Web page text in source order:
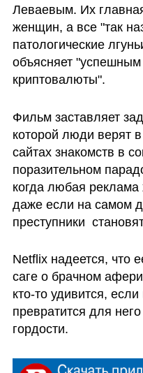
Леваевым. Их
женщин, а все "так
патологические
объясняет "успешным
криптовалюты".
Фильм заставляет
которой люди верят
сайтах знакомств в
поразительном
когда любая
даже если на самом
преступники
Netflix надеется, что
саге о брачном
кто-то удивится,
превратится для
гордости.